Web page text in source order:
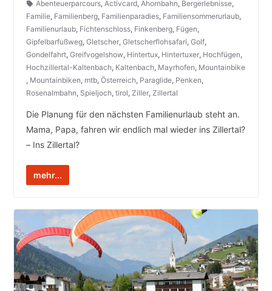
Abenteuerparcours, Activcard, Ahornbahn, Bergerlebnisse,
Familie, Familienberg, Familienparadies, Familiensommerurlaub,
Familienurlaub, Fichtenschloss, Finkenberg, Fügen,
Gipfelbarfußweg, Gletscher, Gletscherflohsafari, Golf,
Gondelfahrt, Greifvogelshow, Hintertux, Hintertuxer, Hochfügen,
Hochzillertal-Kaltenbach, Kaltenbach, Mayrhofen, Mountainbike
, Mountainbiken, mtb, Österreich, Paraglide, Penken,
Rosenalmbahn, Spieljoch, tirol, Ziller, Zillertal
Die Planung für den nächsten Familienurlaub steht an.
Mama, Papa, fahren wir endlich mal wieder ins Zillertal?
– Ins Zillertal?
mehr...